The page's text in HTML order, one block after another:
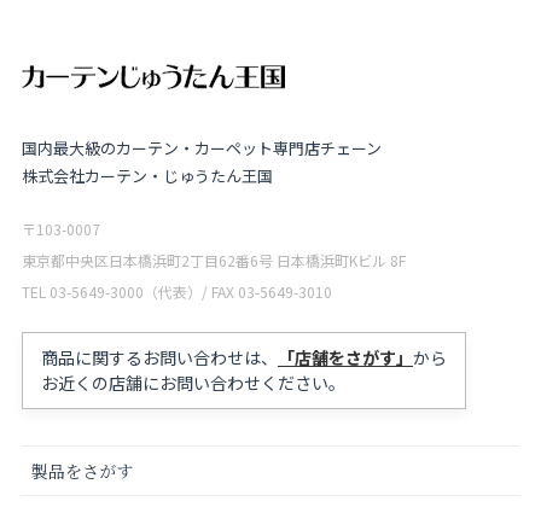
国内最大級のカーテン・カーペット専門店チェーン
株式会社カーテン・じゅうたん王国
〒103-0007
東京都中央区日本橋浜町2丁目62番6号 日本橋浜町Kビル 8F
TEL 03-5649-3000（代表）/ FAX 03-5649-3010
商品に関するお問い合わせは、 「店舗をさがす」 から
お近くの店舗にお問い合わせください。
製品をさがす